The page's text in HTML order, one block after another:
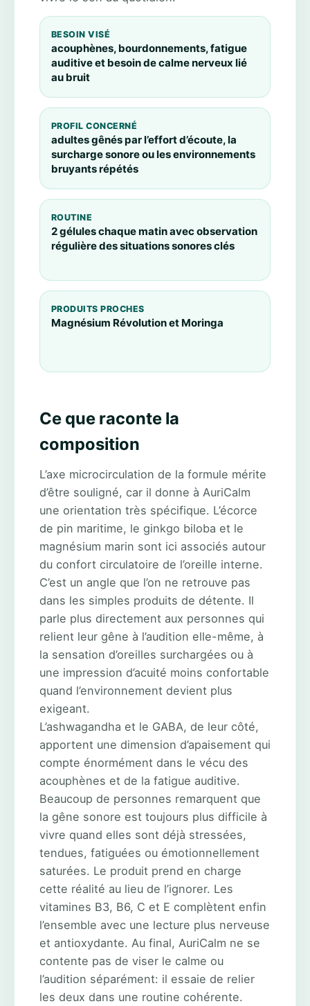
BESOIN VISÉ
acouphènes, bourdonnements, fatigue
auditive et besoin de calme nerveux lié
au bruit
PROFIL CONCERNÉ
adultes gênés par l’effort d’écoute, la
surcharge sonore ou les environnements
bruyants répétés
ROUTINE
2 gélules chaque matin avec observation
régulière des situations sonores clés
PRODUITS PROCHES
Magnésium Révolution et Moringa
Ce que raconte la
composition
L’axe microcirculation de la formule mérite
d’être souligné, car il donne à AuriCalm
une orientation très spécifique. L’écorce
de pin maritime, le ginkgo biloba et le
magnésium marin sont ici associés autour
du confort circulatoire de l’oreille interne.
C’est un angle que l’on ne retrouve pas
dans les simples produits de détente. Il
parle plus directement aux personnes qui
relient leur gêne à l’audition elle-même, à
la sensation d’oreilles surchargées ou à
une impression d’acuité moins confortable
quand l’environnement devient plus
exigeant.
L’ashwagandha et le GABA, de leur côté,
apportent une dimension d’apaisement qui
compte énormément dans le vécu des
acouphènes et de la fatigue auditive.
Beaucoup de personnes remarquent que
la gêne sonore est toujours plus difficile à
vivre quand elles sont déjà stressées,
tendues, fatiguées ou émotionnellement
saturées. Le produit prend en charge
cette réalité au lieu de l’ignorer. Les
vitamines B3, B6, C et E complètent enfin
l’ensemble avec une lecture plus nerveuse
et antioxydante. Au final, AuriCalm ne se
contente pas de viser le calme ou
l’audition séparément: il essaie de relier
les deux dans une routine cohérente.